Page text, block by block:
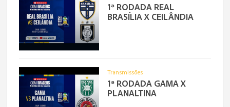
1ª RODADA REAL
BRASÍLIA X CEILÂNDIA
Transmissões
1ª RODADA GAMA X
PLANALTINA